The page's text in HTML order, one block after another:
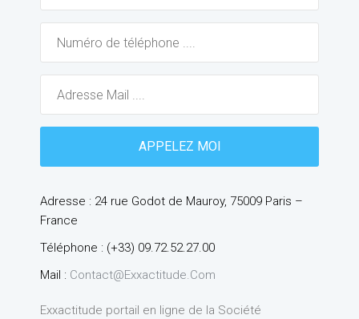
Adresse : 24 rue Godot de Mauroy, 75009 Paris –
France
Téléphone : (+33) 09.72.52.27.00
Mail : Contact@exxactitude.com
Exxactitude portail en ligne de la Société